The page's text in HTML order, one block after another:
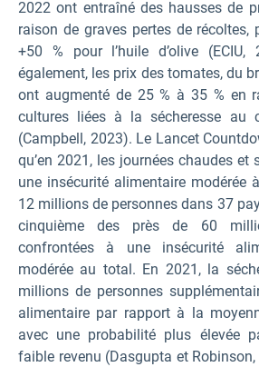
2022 ont entraîné des hausses de
raison de graves pertes de récoltes,
+50 % pour l’huile d’olive (ECIU,
également, les prix des tomates, du
ont augmenté de 25 % à 35 % en
cultures liées à la sécheresse au
(Campbell, 2023). Le Lancet
qu’en 2021, les journées chaudes et
une insécurité alimentaire modérée
12 millions de personnes dans 37
cinquième des près de 60
confrontées à une insécurité
modérée au total. En 2021, la
millions de personnes
alimentaire par rapport à la
avec une probabilité plus élevée
faible revenu (Dasgupta et